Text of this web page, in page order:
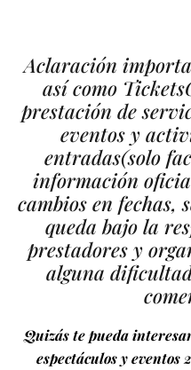
Aclaración
así como
prestación de
eventos y
entradas(solo
información
cambios en fechas,
queda bajo la
prestadores y
alguna
Quizás te pueda
espectáculos y eventos